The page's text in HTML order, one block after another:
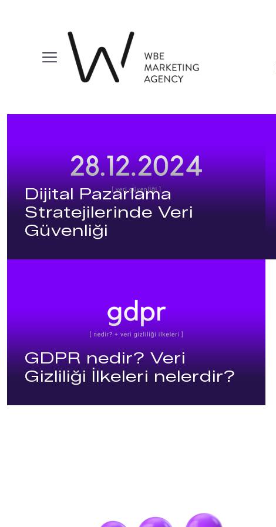
Dijital Pazarlama
Stratejilerinde Veri
Güvenliği
GDPR nedir? Veri
Gizliliği İlkeleri nelerdir?